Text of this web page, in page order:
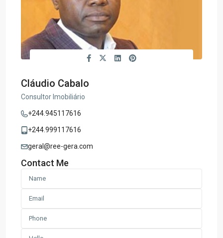
Cláudio Cabalo
Consultor Imobiliário
+244.945117616
+244.999117616
geral@ree-gera.com
Contact Me